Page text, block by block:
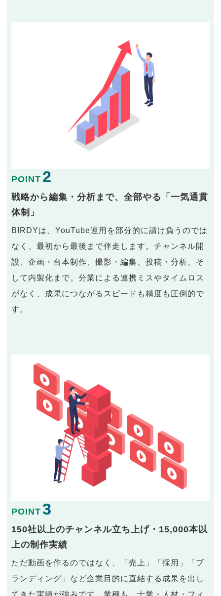
POINT 2
戦略から編集・分析まで、全部やる「一気通貫
体制」
BIRDYは、YouTube運用を部分的に請け負うのでは
なく、最初から最後まで伴走します。チャンネル開
設、企画・台本制作、撮影・編集、投稿・分析、そ
して内製化まで。分業による連携ミスやタイムロス
がなく、成果につながるスピードも精度も圧倒的で
す。
POINT 3
150社以上のチャンネル立ち上げ・15,000本以
上の制作実績
ただ動画を作るのではなく、「売上」「採用」「ブ
ランディング」など企業目的に直結する成果を出し
てきた実績が強みです。業種も、士業・人材・フィ